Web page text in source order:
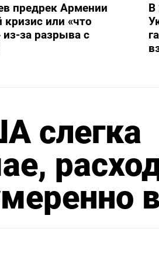
предрек Армении
или «что
из-за разрыва с
В
слегка